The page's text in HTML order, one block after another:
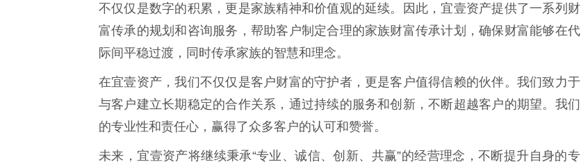
不仅仅是数字的积累，更是家族精神和价值观的延续。因此，宜壹资产提供了一系列财
富传承的规划和咨询服务，帮助客户制定合理的家族财富传承计划，确保财富能够在代
际间平稳过渡，同时传承家族的智慧和理念。
在宜壹资产，我们不仅仅是客户财富的守护者，更是客户值得信赖的伙伴。我们致力于
与客户建立长期稳定的合作关系，通过持续的服务和创新，不断超越客户的期望。我们
的专业性和责任心，赢得了众多客户的认可和赞誉。
未来，宜壹资产将继续秉承“专业、诚信、创新、共赢”的经营理念，不断提升自身的专